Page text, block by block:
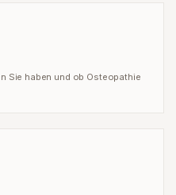
Sie haben und ob Osteopathie